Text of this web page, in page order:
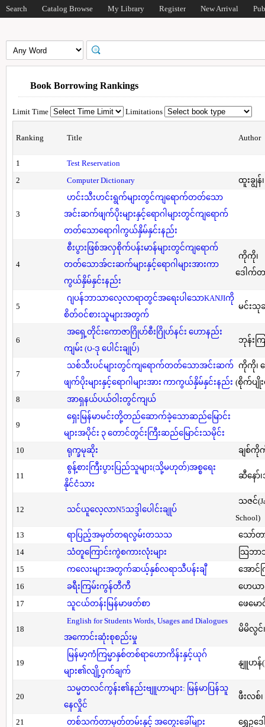
Search Catalog Browse My Library Register New Arrival
Book Borrowing Rankings
Limit Time Limitations
Ranking Title Author
1
Test Reservation
2
Computer Dictionary ထူးချွန်
3
ဟင်းသီးဟင်းရွက်များတွင်ကျရောက်တတ်သော
အင်းဆက်ဖျက်ပိုးများနှင့်ရောဂါများတွင်ကျရောက်
တတ်သောရောဂါကွယ်နှိမ်နှင်းနည်း
4
စီးပွားဖြစ်အလှစိုက်ပန်းမာန်များတွင်ကျရောက်
တတ်သောအ်ငးဆက်များနှင့်ရောဂါများအားကာ
ကွယ်နှိမ်နှင်းနည်း
ကိုကို၊
ဒေါက်တ
5
ဂျပန်ဘာသာလေ့လာရာတွင်အရေးပါသောKANJIကို
စိတ်ဝင်စားသူများအတွက်
မင်းသုခ
6
အရှေ့တိုင်းကောဇာဂြိုဟ်စီးဂြိုဟ်နင်း ဟောနည်း
ကျမ်း (ပ-ဒု ပေါင်းချုပ်)
ဘုန်းက
7
သစ်သီးပင်များတွင်ကျရောက်တတ်သောအင်းဆက်
ဖျက်ပိုးများနှင့်ရောဂါများအား ကာကွယ်နှိမ်နှင်းနည်း
ကိုကို၊
(စိုက်ပျိုး
8
အာရှနယ်ပယ်ဝါးတွင်ကျယ်
9
ရှေးမြန်မာမင်းတို့တည်ဆောက်ခဲ့သောဆည်မြောင်း
များအပိုင်း ၃ တောင်တွင်းကြီးဆည်မြောင်းသမိုင်း
10
ရုက္ခမုဆိုး ချစ်ကို
11
စွန့်စားကြီးပွားပြည်သူများ(သို့မဟုတ်)အစ္စရေး
နိုင်ငံသား
ဆီနော်၊
12 သင်ယူလေ့လာN5သဒ္ဒါပေါင်းချုပ်
သဇင်
School)
13
ရာပြည့်အမှတ်တရလွမ်းတသသ
သော်တ
14
သံတူကြောင်းကွဲစကားလုံးများ
သြဘာ
15
ကလေးများအတွက်ဆယ့်နှစ်လရာသီပန်းချီ
အောင်
16
ခရီးကြမ်းကွန်တီကီ
ဟေယာ
17
သူငယ်တန်းမြန်မာဖတ်စာ ဖေမော
18
English for Students Words, Usages and Dialogues
အကောင်းဆုံးစုစည်းမှု
မိမိလွင်၊
19
မြန်မာ့ကံကြမ္မာနှစ်တစ်ရာဟောကိန်းနှင့်ယုဂ်
များ၏လျို့ဝှက်ချက်
နျူဟန်
20
သမ္မတလင်ကွန်း၏နည်းဗျူဟာများ: မြန်မာပြန်သူ
နေလှိုင်
ဖီးလစ်
21 တစ်သက်တာမှတ်တမ်းနှင့် အတွေးခေါ်များ
ရွှေဥဒေ